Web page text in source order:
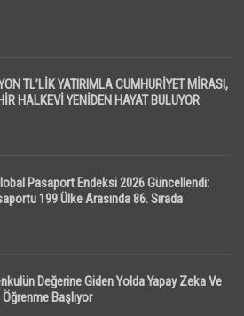
TL’LİK YATIRIMLA CUMHURİYET MİRASI,
HALKEVİ YENİDEN HAYAT BULUYOR
Pasaport Endeksi 2026 Güncellendi:
199 Ülke Arasında 86. Sırada
Değerine Giden Yolda Yapay Zeka Ve
Başlıyor